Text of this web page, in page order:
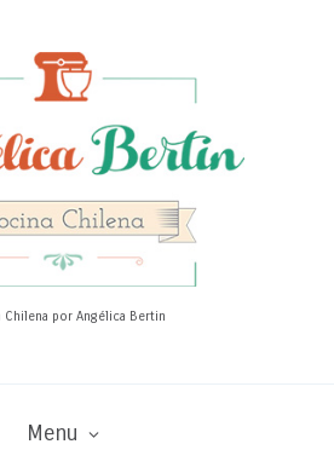
Chilena por Angélica Bertin
Menu